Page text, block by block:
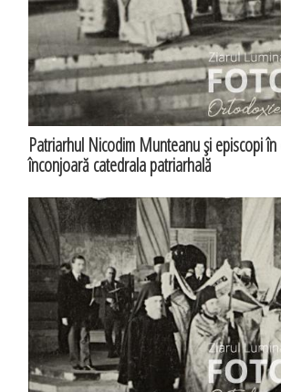
Patriarhul Nicodim Munteanu şi episcopi în
înconjoară catedrala patriarhală